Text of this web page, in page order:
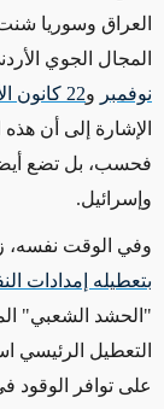
العراق وسوريا
المجال الجوي
نوفمبر و22 كانون الأول/ديسمبر
الإشارة إلى أن
فحسب، بل تضع
وإسرائيل.
وفي الوقت نفسه،
بتعطيله إمدادات
"الحشد الشعبي"
التعطيل الرئيسي
على توافر الوقود